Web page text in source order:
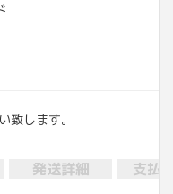
致します。
発送詳細 支払